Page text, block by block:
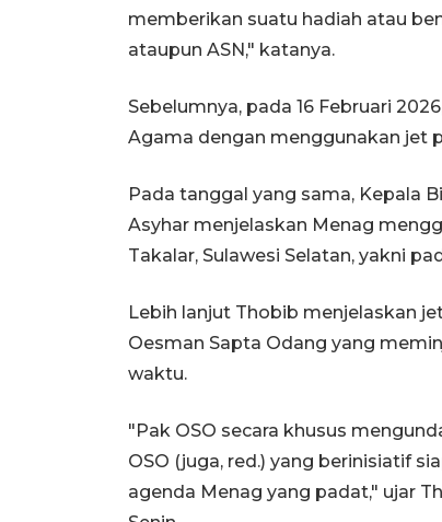
memberikan suatu hadiah atau
ataupun ASN," katanya.
Sebelumnya, pada 16 Februari
Agama dengan menggunakan jet
Pada tanggal yang sama, Kepala
Asyhar menjelaskan Menag
Takalar, Sulawesi Selatan, yakni
Lebih lanjut Thobib menjelaskan
Oesman Sapta Odang yang
waktu.
"Pak OSO secara khusus
OSO (juga, red.) yang berinisiatif
agenda Menag yang padat," ujar